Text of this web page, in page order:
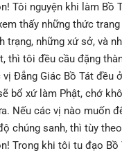
Tôi nguyện khi làm Bồ
thấy những thức
trạng, những xứ sở, và
thì tôi đều cầu đặng
vị Đẳng Giác Bồ Tát đều
bổ xứ làm Phật, chớ
Nếu các vị nào muốn
chúng sanh, thì tùy
Trong khi tôi tu đạo Bồ